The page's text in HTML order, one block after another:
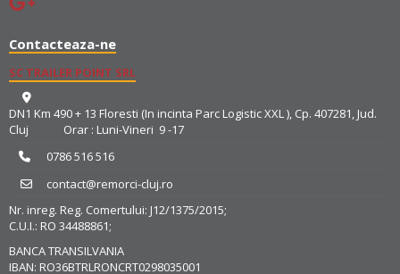
Contacteaza-ne
SC TRAILER POINT SRL
DN1 Km 490 + 13 Floresti (In incinta Parc Logistic XXL ), Cp. 407281, Jud.
Cluj Orar : Luni-Vineri 9 -17
0786 516 516
contact@remorci-cluj.ro
Nr. inreg. Reg. Comertului: J12/1375/2015;
C.U.I.: RO 34488861;
BANCA TRANSILVANIA
IBAN: RO36BTRLRONCRT0298035001